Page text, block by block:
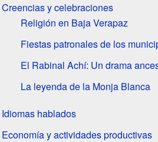
Creencias y celebraciones
Religión en Baja Verapaz
Fiestas patronales de los
El Rabinal Achí: Un drama
La leyenda de la Monja Blanca
Idiomas hablados
Economía y actividades productivas